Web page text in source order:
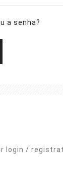
a senha?
login /